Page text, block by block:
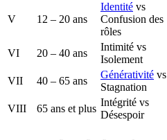
V 12 – 20 ans
Identité vs
Confusion des
rôles
VI 20 – 40 ans
Intimité vs
Isolement
VII 40 – 65 ans
Générativité vs
Stagnation
VIII 65 ans et plus
Intégrité vs
Désespoir